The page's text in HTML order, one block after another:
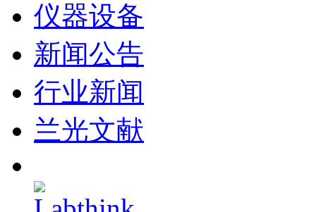
仪器设备
新闻公告
行业新闻
兰光文献